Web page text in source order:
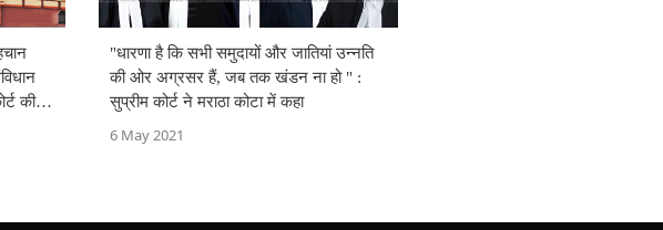
की
"धारणा है कि सभी समुदायों और जातियां उन्नति
की ओर अग्रसर हैं, जब तक खंडन ना हो " :
सुप्रीम कोर्ट ने मराठा कोटा में कहा
6 May 2021